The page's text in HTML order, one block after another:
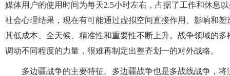
媒体用户的使用时间为每天2.5小时左右，占据了工作和休息
社会心理结果，现在有可能通过虚拟空间直接作用、影响和
其低成本、全天候、精准性和重要性不断上升。战争领域的
调动不同程度的力量，很难再制定出整齐划一的对外战略。
多边疆战争的主要特征。多边疆战争也是多战线战争，